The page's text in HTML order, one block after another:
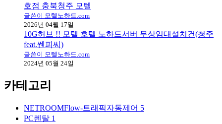
호점 충북청주 모텔
글쓴이 모텔노하드.com
2026년 04월 17일
10G허브 !! 모텔 호텔 노하드서버 무상임대설치건(청주
feat.쎈피씨)
글쓴이 모텔노하드.com
2024년 05월 24일
카테고리
NETROOMFlow-트래픽자동제어 5
PC렌탈 1